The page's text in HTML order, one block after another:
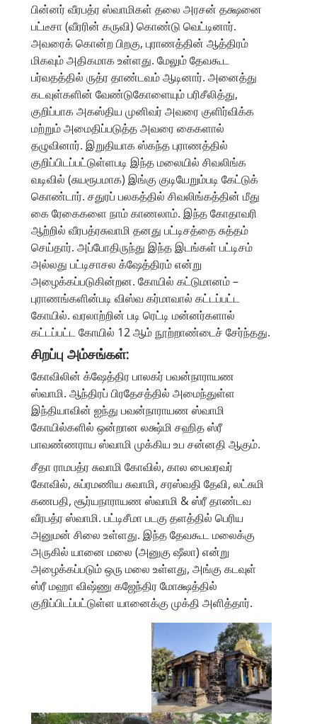
பின்னர் வீரபத்ர ஸ்வாமிகள் தலை அரசன் தக்ஷனை
பட்டீசா (வீரரின் கருவி) கொண்டு வெட்டினார்.
அவரைக் கொன்ற பிறகு, புராணத்தின் ஆத்திரம்
மிகவும் அதிகமாக உள்ளது. மேலும் தேவகூட
பர்வதத்தில் ருத்ர தாண்டவம் ஆடினார். அனைத்து
கடவுள்களின் வேண்டுகோளையும் பரிசீலித்து,
குறிப்பாக அகஸ்திய முனிவர் அவரை குளிர்விக்க
மற்றும் அமைதிப்படுத்த அவரை கைகளால்
தழுவினார். இறுதியாக ஸ்கந்த புராணத்தில்
குறிப்பிடப்பட்டுள்ளபடி இந்த மலையில் சிவலிங்க
வடிவில் (சுயரூபமாக) இங்கு குடியேறும்படி கேட்டுக்
கொண்டார். சதுரப் பலகத்தில் சிவலிங்கத்தின் மீது
கை ரேகைகளை நாம் காணலாம். இந்த கோதாவரி
ஆற்றில் வீரபத்ரசுவாமி தனது பட்டிசத்தை சுத்தம்
செய்தார். அப்போதிருந்து இந்த இடங்கள் பட்டிசம்
அல்லது பட்டிசாசல க்ஷேத்திரம் என்று
அழைக்கப்படுகின்றன. கோயில் கட்டுமானம் –
புராணங்களின்படி விஸ்வ கர்மாவால் கட்டப்பட்ட
கோயில். வரலாற்றின் படி ரெட்டி மன்னர்களால்
கட்டப்பட்ட கோயில் 12 ஆம் நூற்றாண்டைச் சேர்ந்தது.
சிறப்பு அம்சங்கள்:
கோவிலின் க்ஷேத்திர பாலகர் பவன்நாராயண
ஸ்வாமி. ஆந்திரப் பிரதேசத்தில் அமைந்துள்ள
இந்தியாவின் ஐந்து பவன்நாராயண ஸ்வாமி
கோயில்களில் ஒன்றான லக்ஷ்மி சஹித ஸ்ரீ
பாவண்ணராய ஸ்வாமி முக்கிய உப சன்னதி ஆகும்.
சீதா ராமபத்ர சுவாமி கோவில், கால பைவரவர்
கோவில், சுப்ரமணிய சுவாமி, சரஸ்வதி தேவி, லட்சுமி
கணபதி, சூர்யநாராயண ஸ்வாமி & ஸ்ரீ தாண்டவ
வீரபத்ர ஸ்வாமி. பட்டிசீமா படகு தளத்தில் பெரிய
அனுமன் சிலை உள்ளது. இந்த தேவகூட மலைக்கு
அருகில் யானை மலை (அனுகு ஷீலா) என்று
அழைக்கப்படும் ஒரு மலை உள்ளது, அங்கு கடவுள்
ஸ்ரீ மஹா விஷ்ணு கஜேந்திர மோக்ஷத்தில்
குறிப்பிடப்பட்டுள்ள யானைக்கு முக்தி அளித்தார்.